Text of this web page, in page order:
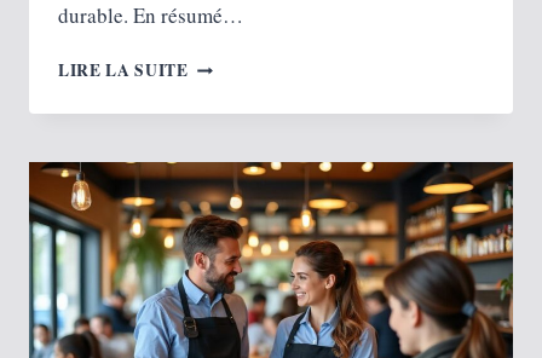
durable. En résumé…
LIRE LA SUITE COMMENT
DU
D’EXPÉRIENCE
SANS
UX
DESIGNER ?